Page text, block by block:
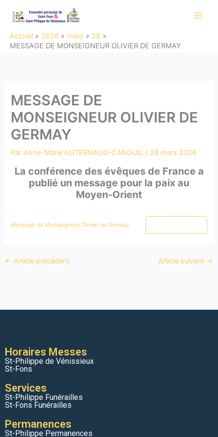
Accueil
2026 mars
28
MESSAGE DE MONSEIGNEUR OLIVIER DE GERMAY
MESSAGE DE
MONSEIGNEUR OLIVIER DE
GERMAY
ParAnne-Marie AUTERNAUD-CANOUIL / 28 mars 2026
La conférence des évêques de France a
publié un message pour la paix au
Moyen-Orient
Message de Monseigneur Olivier de Germay
← Article précédent Article suivant →
Horaires Messes
St-Philippe de Vénissieux
St-Fons
Services
St-Philippe Funérailles
St-Fons Funérailles
Permanences
St-Philippe Permanences